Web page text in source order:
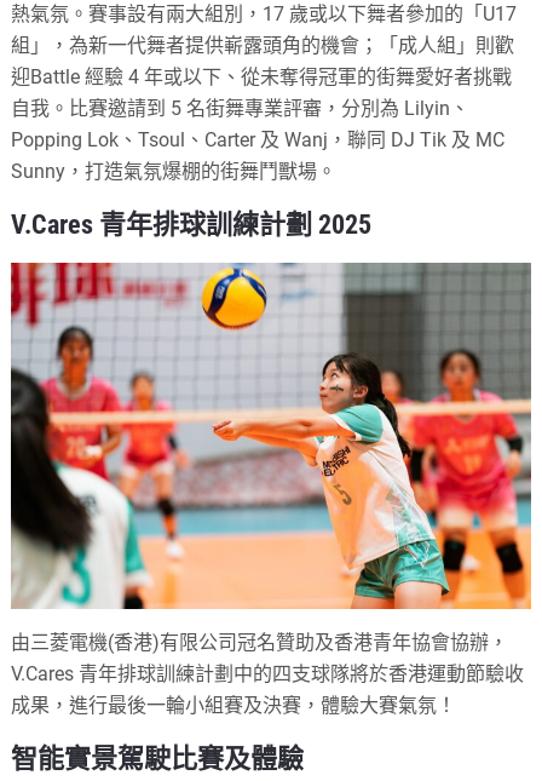
熱氣氛。賽事設有兩大組別，17 歲或以下舞者參加的「U17
組」，為新一代舞者提供嶄露頭角的機會；「成人組」則歡
迎Battle 經驗 4 年或以下、從未奪得冠軍的街舞愛好者挑戰
自我。比賽邀請到 5 名街舞專業評審，分別為 Lilyin、
Popping Lok、Tsoul、Carter 及 Wanj，聯同 DJ Tik 及 MC
Sunny，打造氣氛爆棚的街舞鬥獸場。
V.Cares 青年排球訓練計劃 2025
由三菱電機(香港)有限公司冠名贊助及香港青年協會協辦，
V.Cares 青年排球訓練計劃中的四支球隊將於香港運動節驗收
成果，進行最後一輪小組賽及決賽，體驗大賽氣氛！
智能實景駕駛比賽及體驗